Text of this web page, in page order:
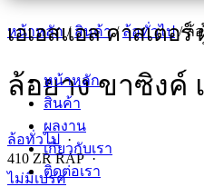
เอเอสแอล คาสเตอ
หน้าหลัก
สินค้า
ผลงาน
เกี่ยวกับเรา
ติดต่อเรา
หน้าหลัก/ สินค้า/ล้อทั่วไป/ ล้
ล้อยาง ขาซิงค์
ล้อทั่วไป
·
410 ZR RAP ·
ไม่มีเบรค